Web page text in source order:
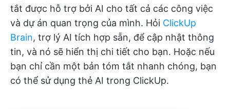
tắt được hỗ trợ bởi AI cho tất cả các công việc
và dự án quan trọng của mình. Hỏi ClickUp
Brain, trợ lý AI tích hợp sẵn, để cập nhật thông
tin, và nó sẽ hiển thị chi tiết cho bạn. Hoặc nếu
bạn chỉ cần một bản tóm tắt nhanh chóng, bạn
có thể sử dụng thẻ AI trong ClickUp.